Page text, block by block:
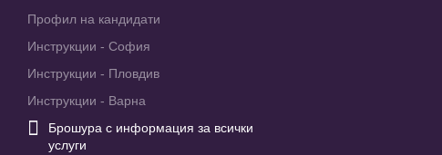
Профил на кандидати
Инструкции - София
Инструкции - Пловдив
Инструкции - Варна

Брошура с информация за всички
услуги